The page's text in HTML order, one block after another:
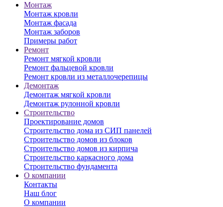
Монтаж
Монтаж кровли
Монтаж фасада
Монтаж заборов
Примеры работ
Ремонт
Ремонт мягкой кровли
Ремонт фальцевой кровли
Ремонт кровли из металлочерепицы
Демонтаж
Демонтаж мягкой кровли
Демонтаж рулонной кровли
Строительство
Проектирование домов
Строительство дома из СИП панелей
Строительство домов из блоков
Строительство домов из кирпича
Строительство каркасного дома
Строительство фундамента
О компании
Контакты
Наш блог
О компании